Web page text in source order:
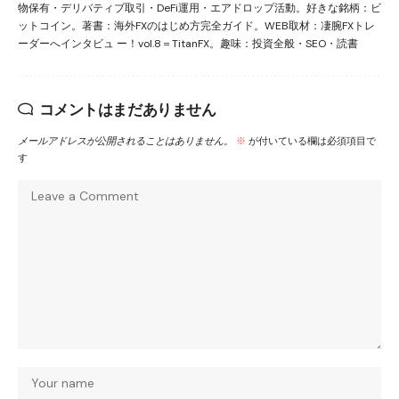
物保有・デリバティブ取引・DeFi運用・エアドロップ活動。好きな銘柄：ビ
ットコイン。著書：海外FXのはじめ方完全ガイド。WEB取材：凄腕FXトレ
ーダーへインタビュ ー！vol.8＝TitanFX。趣味：投資全般・SEO・読書
コメントはまだありません
メールアドレスが公開されることはありません。 ※ が付いている欄は必須項目で
す